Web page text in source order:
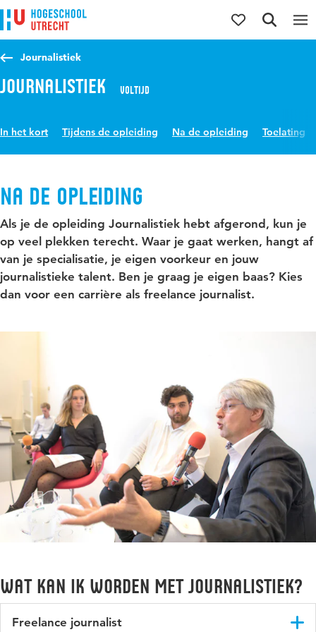
Direct naar de inhoud
Direct naar de hoofdnavigatie
Direct naar de zoekfunctie
Journalistiek
Journalistiek Voltijd
In het kort Tijdens de opleiding Na de opleiding Toelating
Na de opleiding
Als je de opleiding Journalistiek hebt afgerond, kun je
op veel plekken terecht. Waar je gaat werken, hangt af
van je specialisatie, je eigen voorkeur en jouw
journalistieke talent. Ben je graag je eigen baas? Kies
dan voor een carrière als freelance journalist.
Wat kan ik worden met Journalistiek?
Freelance journalist